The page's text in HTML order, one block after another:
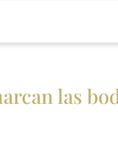
las